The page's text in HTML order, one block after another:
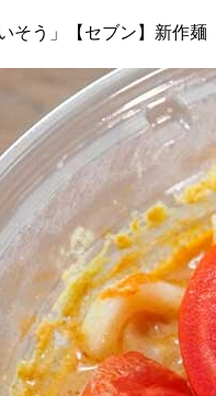
そう」【セブン】新作麺